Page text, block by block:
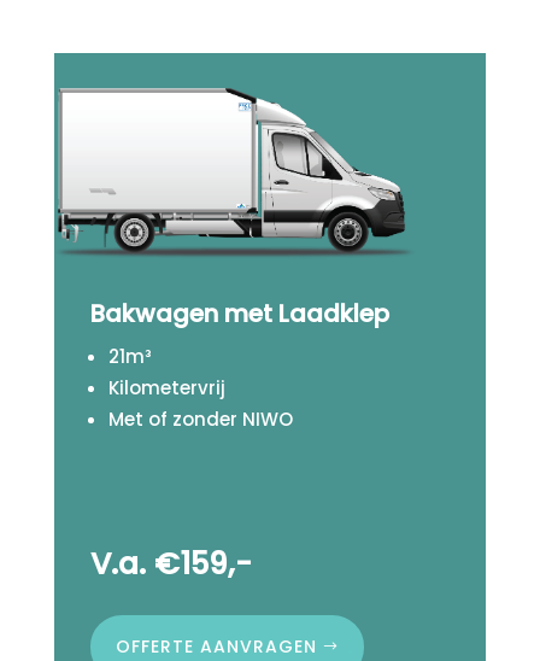
Bakwagen met Laadklep
21m³
Kilometervrij
Met of zonder NIWO
V.a. €159,-
OFFERTE AANVRAGEN